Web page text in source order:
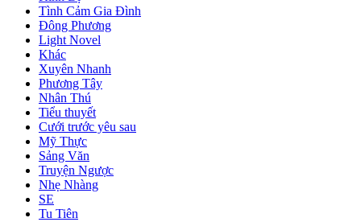
Tình Cảm Gia Đình
Đông Phương
Light Novel
Khác
Xuyên Nhanh
Phương Tây
Nhân Thú
Tiểu thuyết
Cưới trước yêu sau
Mỹ Thực
Sảng Văn
Truyện Ngược
Nhẹ Nhàng
SE
Tu Tiên